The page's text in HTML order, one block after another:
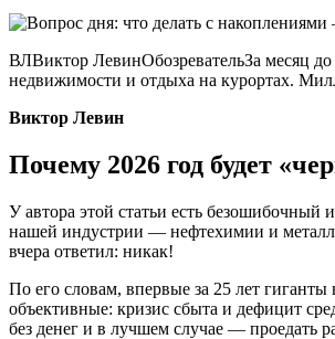
ВЛВиктор ЛевинОбозревательЗа месяц
недвижимости и отдыха на курортах.
Виктор Левин
Почему 2026 год будет
У автора этой статьи есть
нашей индустрии — нефтехимии и
вчера ответил: никак!
По его словам, впервые за 25 лет
объективные: кризис сбыта и дефицит
без денег и в лучшем случае — проедать